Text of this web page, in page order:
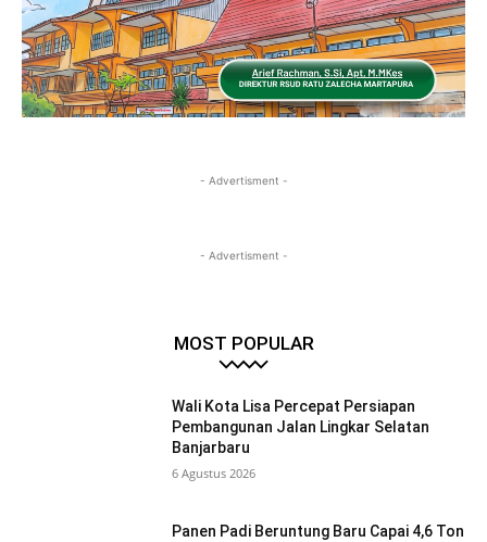
- Advertisment -
- Advertisment -
MOST POPULAR
Wali Kota Lisa Percepat Persiapan
Pembangunan Jalan Lingkar Selatan
Banjarbaru
6 Agustus 2026
Panen Padi Beruntung Baru Capai 4,6 Ton